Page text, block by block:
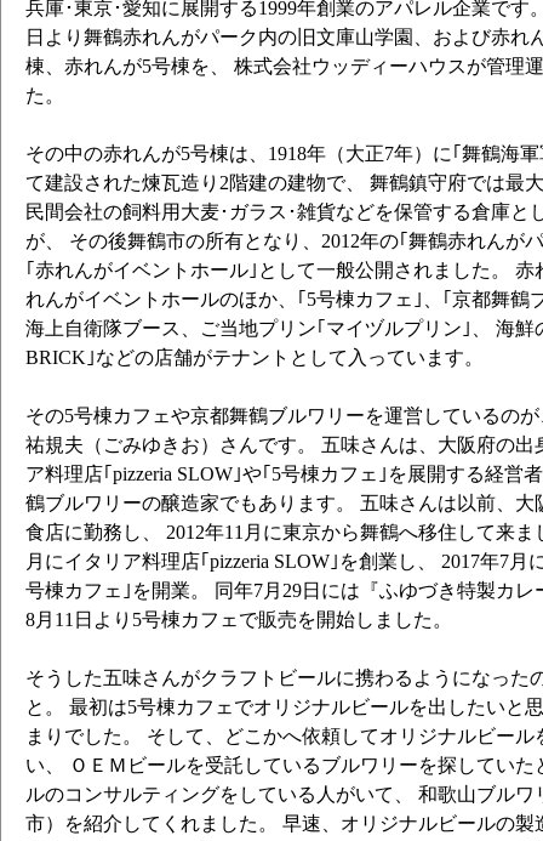
兵庫･東京･愛知に展開する1999年創業のアパレル企業です
日より舞鶴赤れんがパーク内の旧文庫山学園、および赤れ
棟、赤れんが5号棟を、 株式会社ウッディーハウスが管理
た。
その中の赤れんが5号棟は、1918年（大正7年）に｢舞鶴海
て建設された煉瓦造り2階建の建物で、 舞鶴鎮守府では最
民間会社の飼料用大麦･ガラス･雑貨などを保管する倉庫と
が、 その後舞鶴市の所有となり、2012年の｢舞鶴赤れんが
｢赤れんがイベントホール｣として一般公開されました。
れんがイベントホールのほか、｢5号棟カフェ｣、｢京都舞鶴
海上自衛隊ブース、ご当地プリン｢マイヅルプリン｣、 海
BRICK｣などの店舗がテナントとして入っています。
その5号棟カフェや京都舞鶴ブルワリーを運営しているの
祐規夫（ごみゆきお）さんです。 五味さんは、大阪府の出
ア料理店｢pizzeria SLOW｣や｢5号棟カフェ｣を展開する経営
鶴ブルワリーの醸造家でもあります。 五味さんは以前、大
食店に勤務し、 2012年11月に東京から舞鶴へ移住して来ま
月にイタリア料理店｢pizzeria SLOW｣を創業し、 2017年7月
号棟カフェ｣を開業。 同年7月29日には『ふゆづき特製カ
8月11日より5号棟カフェで販売を開始しました。
そうした五味さんがクラフトビールに携わるようになった
と。 最初は5号棟カフェでオリジナルビールを出したいと
まりでした。 そして、どこかへ依頼してオリジナルビー
い、 ＯＥＭビールを受託しているブルワリーを探していた
ルのコンサルティングをしている人がいて、 和歌山ブル
市）を紹介してくれました。 早速、オリジナルビールの製